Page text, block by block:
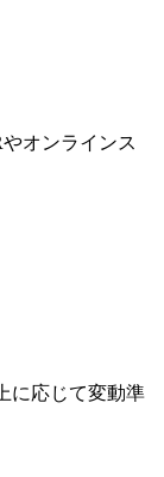
オンラインス
に応じて変動準